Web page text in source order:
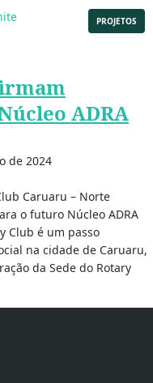
PROJETOS
ADRA
de 2024
Caruaru – Norte
o futuro Núcleo ADRA
Club é um passo
na cidade de Caruaru,
da Sede do Rotary